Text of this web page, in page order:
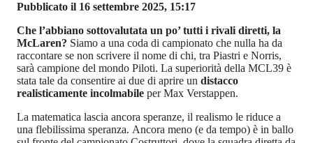
Pubblicato il 16 settembre 2025, 15:17
Che l’abbiano sottovalutata un po’ tutti i rivali diretti, la
McLaren? Siamo a una coda di campionato che nulla ha da
raccontare se non scrivere il nome di chi, tra Piastri e Norris,
sarà campione del mondo Piloti. La superiorità della MCL39 è
stata tale da consentire ai due di aprire un distacco
realisticamente incolmabile per Max Verstappen.
La matematica lascia ancora speranze, il realismo le riduce a
una flebilissima speranza. Ancora meno (e da tempo) è in ballo